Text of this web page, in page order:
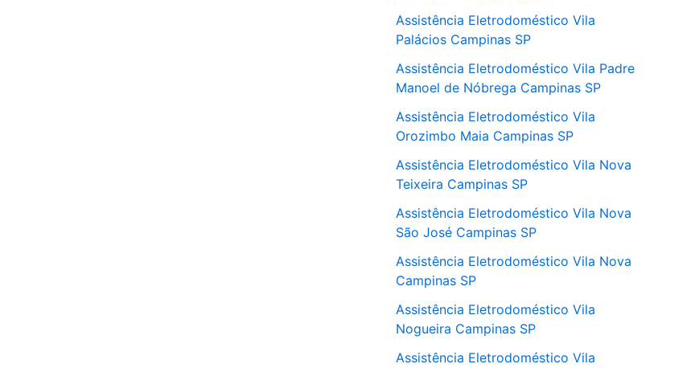
Assistência Eletrodoméstico Vila
Palácios Campinas SP
Assistência Eletrodoméstico Vila Padre
Manoel de Nóbrega Campinas SP
Assistência Eletrodoméstico Vila
Orozimbo Maia Campinas SP
Assistência Eletrodoméstico Vila Nova
Teixeira Campinas SP
Assistência Eletrodoméstico Vila Nova
São José Campinas SP
Assistência Eletrodoméstico Vila Nova
Campinas SP
Assistência Eletrodoméstico Vila
Nogueira Campinas SP
Assistência Eletrodoméstico Vila